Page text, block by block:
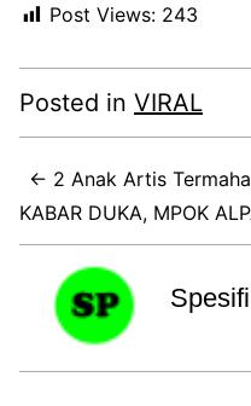
Post Views: 243
Posted in VIRAL
← 2 Anak Artis
KABAR DUKA, MPOK